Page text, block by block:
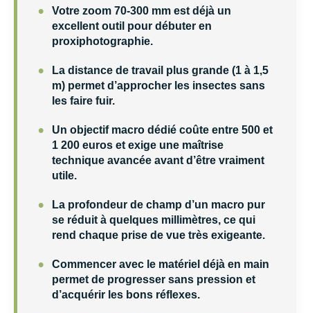
•
Votre zoom 70-300 mm est déjà un
excellent outil pour débuter en
proxiphotographie.
•
La distance de travail plus grande (1 à 1,5
m) permet d’approcher les insectes sans
les faire fuir.
•
Un objectif macro dédié coûte entre 500 et
1 200 euros et exige une maîtrise
technique avancée avant d’être vraiment
utile.
•
La profondeur de champ d’un macro pur
se réduit à quelques millimètres, ce qui
rend chaque prise de vue très exigeante.
•
Commencer avec le matériel déjà en main
permet de progresser sans pression et
d’acquérir les bons réflexes.